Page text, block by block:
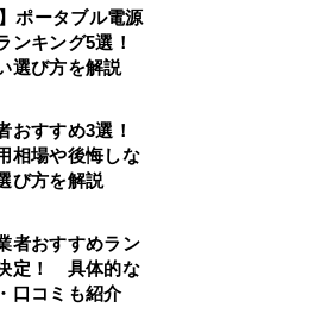
ポータブル電源
ンキング5選！
選び方を解説
おすすめ3選！
相場や後悔しな
び方を解説
者おすすめラン
定！ 具体的な
口コミも紹介